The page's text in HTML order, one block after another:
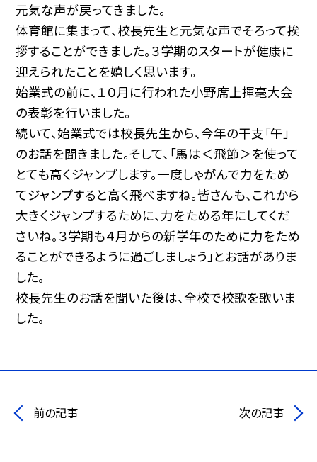
元気な声が戻ってきました。
体育館に集まって、校長先生と元気な声でそろって挨
拶することができました。３学期のスタートが健康に
迎えられたことを嬉しく思います。
始業式の前に、１０月に行われた小野席上揮毫大会
の表彰を行いました。
続いて、始業式では校長先生から、今年の干支「午」
のお話を聞きました。そして、「馬は＜飛節＞を使って
とても高くジャンプします。一度しゃがんで力をため
てジャンプすると高く飛べますね。皆さんも、これから
大きくジャンプするために、力をためる年にしてくだ
さいね。３学期も４月からの新学年のために力をため
ることができるように過ごしましょう」とお話がありま
した。
校長先生のお話を聞いた後は、全校で校歌を歌いま
した。
前の記事 次の記事